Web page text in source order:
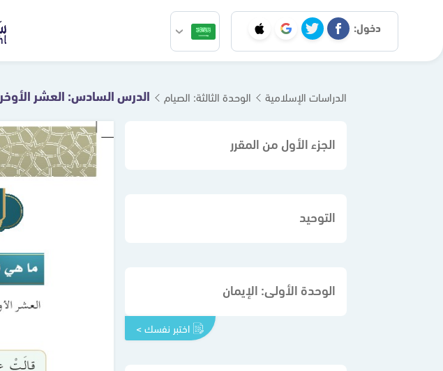
دخول:
الدراسات الإسلامية الوحدة الثالثة: الصيام الدرس السادس: العشر الأوخر
الجزء الأول من المقرر
التوحيد
الوحدة الأولى: الإيمان
اختبر نفسك >